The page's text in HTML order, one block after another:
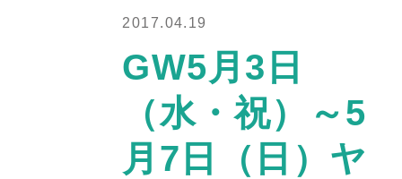
2017.04.19
GW5月3日
（水・祝）～5
月7日（日）ヤ